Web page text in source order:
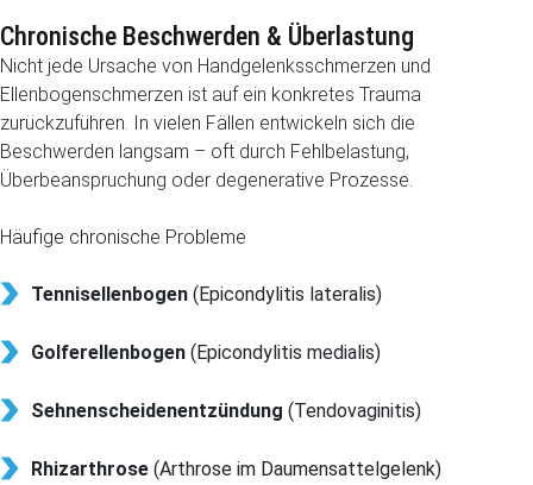
Chronische Beschwerden & Überlastung
Nicht jede Ursache von Handgelenksschmerzen und
Ellenbogenschmerzen ist auf ein konkretes Trauma
zurückzuführen. In vielen Fällen entwickeln sich die
Beschwerden langsam – oft durch Fehlbelastung,
Überbeanspruchung oder degenerative Prozesse.
Häufige chronische Probleme
Tennisellenbogen (Epicondylitis lateralis)
Golferellenbogen (Epicondylitis medialis)
Sehnenscheidenentzündung (Tendovaginitis)
Rhizarthrose (Arthrose im Daumensattelgelenk)